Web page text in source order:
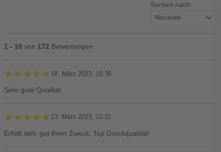
Sortiert nach
1 - 10 von 172 Bewertungen
★★★★★
★★★★★ 18. März 2023, 19:36
Sehr gute Qualität
★★★★★
★★★★★ 13. März 2023, 21:11
Erfüllt sehr gut ihren Zweck. Top Druckqualität!